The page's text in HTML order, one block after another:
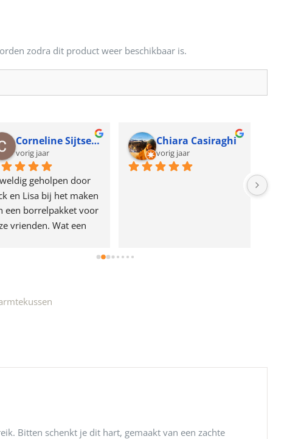
zodra dit product weer beschikbaar is.
Corneline Sijtsema
vorig jaar
geholpen door
en Lisa bij het maken
een borrelpakket voor
vrienden. Wat een
Chiara Casiraghi
vorig jaar
Bitten schenkt je dit hart, gemaakt van een zachte